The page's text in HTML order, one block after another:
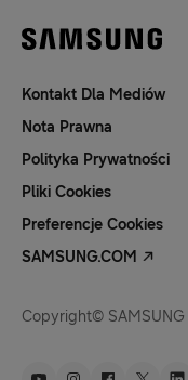
Kontakt Dla Mediów
Nota Prawna
Polityka Prywatności
Pliki Cookies
Preferencje Cookies
SAMSUNG.COM
Copyright©